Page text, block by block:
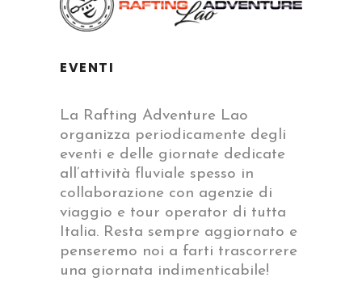
EVENTI
La Rafting Adventure Lao
organizza periodicamente degli
eventi e delle giornate dedicate
all’attività fluviale spesso in
collaborazione con agenzie di
viaggio e tour operator di tutta
Italia. Resta sempre aggiornato e
penseremo noi a farti trascorrere
una giornata indimenticabile!